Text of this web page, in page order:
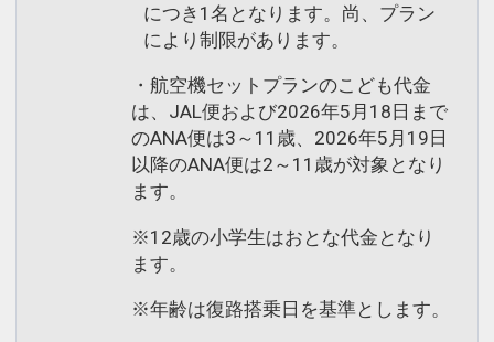
につき1名となります。尚、プラン
により制限があります。
・航空機セットプランのこども代金
は、JAL便および2026年5月18日まで
のANA便は3～11歳、2026年5月19日
以降のANA便は2～11歳が対象となり
ます。
※12歳の小学生はおとな代金となり
ます。
※年齢は復路搭乗日を基準とします。